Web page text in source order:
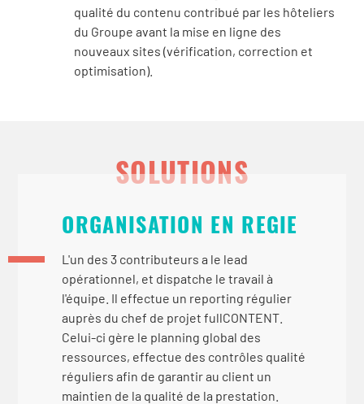
qualité du contenu contribué par les hôteliers
du Groupe avant la mise en ligne des
nouveaux sites (vérification, correction et
optimisation).
SOLUTIONS
ORGANISATION EN REGIE
L'un des 3 contributeurs a le lead
opérationnel, et dispatche le travail à
l'équipe. Il effectue un reporting régulier
auprès du chef de projet fullCONTENT.
Celui-ci gère le planning global des
ressources, effectue des contrôles qualité
réguliers afin de garantir au client un
maintien de la qualité de la prestation.